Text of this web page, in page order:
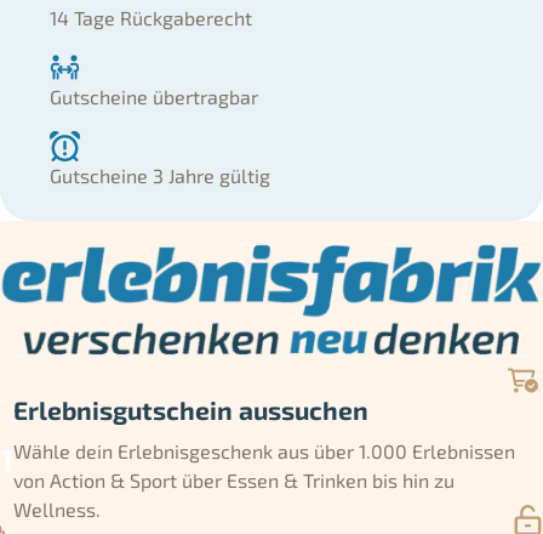
14 Tage Rückgaberecht
Gutscheine übertragbar
Gutscheine 3 Jahre gültig
Erlebnisgutschein aussuchen
Wähle dein Erlebnisgeschenk aus über 1.000 Erlebnissen
von Action & Sport über Essen & Trinken bis hin zu
Wellness.